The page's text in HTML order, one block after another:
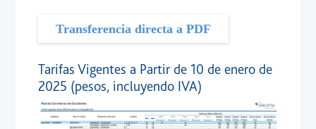
Transferencia directa a PDF
Tarifas Vigentes a Partir de 10 de enero de
2025 (pesos, incluyendo IVA)